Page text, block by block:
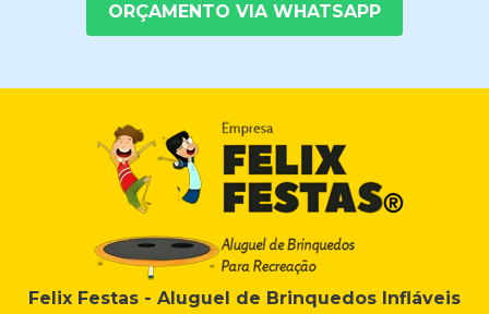
ORÇAMENTO VIA WHATSAPP
Felix Festas - Aluguel de Brinquedos Infláveis